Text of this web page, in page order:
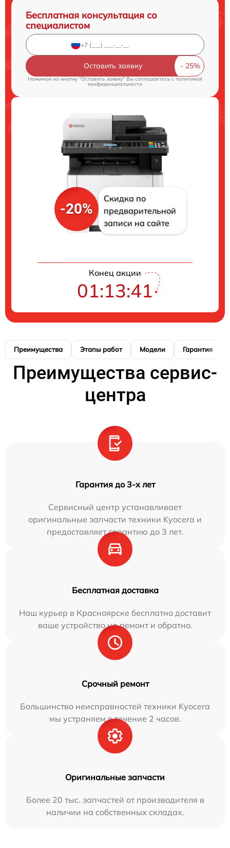
Бесплатная консультация со
специалистом
Оставить заявку
Нажимая на кнопку "Оставить заявку" Вы соглашаетесь c политикой
конфиденциальности
-20%
Скидка по
предварительной
записи на сайте
Конец акции
01:13:41
Преимущества Этапы работ Модели Гарантия
Преимущества сервис-
центра
Гарантия до 3-х лет
Сервисный центр устанавливает
оригинальные запчасти техники Kyocera и
предоставляет гарантию до 3 лет.
Бесплатная доставка
Наш курьер в Красноярске бесплатно доставит
ваше устройство на ремонт и обратно.
Срочный ремонт
Большинство неисправностей техники Kyocera
мы устраняем в течение 2 часов.
Оригинальные запчасти
Более 20 тыс. запчастей от производителя в
наличии на собственных складах.